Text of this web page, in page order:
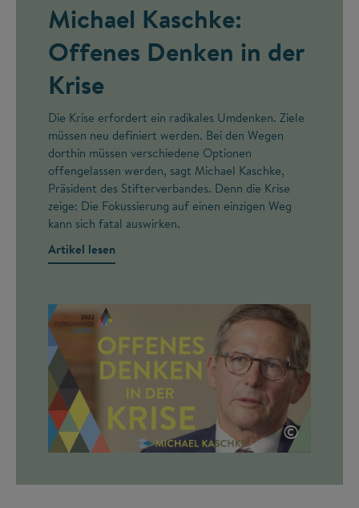
Michael Kaschke:
Offenes Denken in der
Krise
Die Krise erfordert ein radikales Umdenken. Ziele
müssen neu definiert werden. Bei den Wegen
dorthin müssen verschiedene Optionen
offengelassen werden, sagt Michael Kaschke,
Präsident des Stifterverbandes. Denn die Krise
zeige: Die Fokussierung auf einen einzigen Weg
kann sich fatal auswirken.
Artikel lesen
©